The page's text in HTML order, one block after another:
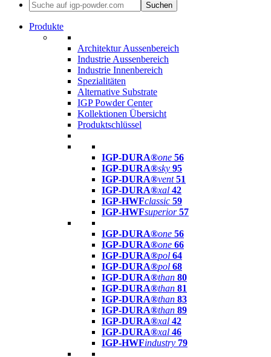
Suchen
Produkte
Architektur Aussenbereich
Industrie Aussenbereich
Industrie Innenbereich
Spezialitäten
Alternative Substrate
IGP Powder Center
Kollektionen Übersicht
Produktschlüssel
IGP-DURA®one 56
IGP-DURA®sky 95
IGP-DURA®vent 51
IGP-DURA®xal 42
IGP-HWFclassic 59
IGP-HWFsuperior 57
IGP-DURA®one 56
IGP-DURA®one 66
IGP-DURA®pol 64
IGP-DURA®pol 68
IGP-DURA®than 80
IGP-DURA®than 81
IGP-DURA®than 83
IGP-DURA®than 89
IGP-DURA®xal 42
IGP-DURA®xal 46
IGP-HWFindustry 79